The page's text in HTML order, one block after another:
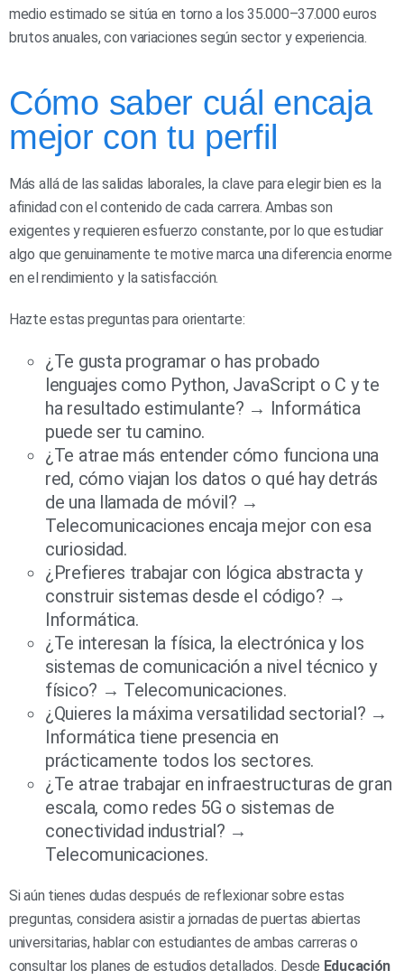
medio estimado se sitúa en torno a los 35.000–37.000 euros
brutos anuales, con variaciones según sector y experiencia.
Cómo saber cuál encaja
mejor con tu perfil
Más allá de las salidas laborales, la clave para elegir bien es la
afinidad con el contenido de cada carrera. Ambas son
exigentes y requieren esfuerzo constante, por lo que estudiar
algo que genuinamente te motive marca una diferencia enorme
en el rendimiento y la satisfacción.
Hazte estas preguntas para orientarte:
¿Te gusta programar o has probado
lenguajes como Python, JavaScript o C y te
ha resultado estimulante? → Informática
puede ser tu camino.
¿Te atrae más entender cómo funciona una
red, cómo viajan los datos o qué hay detrás
de una llamada de móvil? →
Telecomunicaciones encaja mejor con esa
curiosidad.
¿Prefieres trabajar con lógica abstracta y
construir sistemas desde el código? →
Informática.
¿Te interesan la física, la electrónica y los
sistemas de comunicación a nivel técnico y
físico? → Telecomunicaciones.
¿Quieres la máxima versatilidad sectorial? →
Informática tiene presencia en
prácticamente todos los sectores.
¿Te atrae trabajar en infraestructuras de gran
escala, como redes 5G o sistemas de
conectividad industrial? →
Telecomunicaciones.
Si aún tienes dudas después de reflexionar sobre estas
preguntas, considera asistir a jornadas de puertas abiertas
universitarias, hablar con estudiantes de ambas carreras o
consultar los planes de estudios detallados. Desde Educación